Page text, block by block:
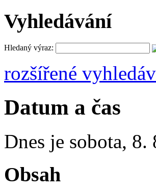
Vyhledávání
Hledaný výraz:
rozšířené
Datum a čas
Dnes je sobota, 8.
Obsah